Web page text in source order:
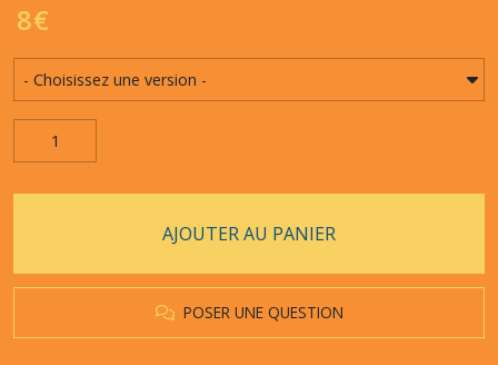
8€
AJOUTER AU PANIER
POSER UNE QUESTION